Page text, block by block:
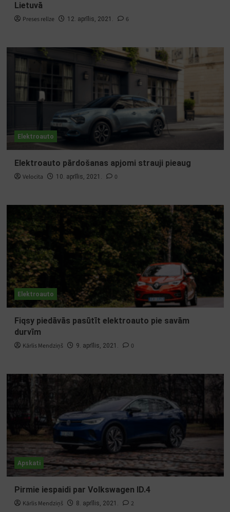
Lietuvā
Preses relīze 12. aprīlis, 2021. 6
Elektroauto
Elektroauto pārdošanas apjomi strauji pieaug
Velocita 10. aprīlis, 2021. 0
Elektroauto
Fiqsy piedāvās pasūtīt elektroauto pie savām
durvīm
Kārlis Mendziņš 9. aprīlis, 2021. 0
Apskati
Pirmie iespaidi par Volkswagen ID.4
Kārlis Mendziņš 8. aprīlis, 2021. 2